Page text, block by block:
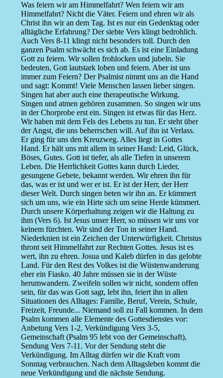
Was feiern wir am Himmelfahrt? Wen feiern wir am
Himmelfahrt? Nicht die Väter. Feiern und ehren wir als
Christ ihn wir an dem Tag. Ist es nur ein Gedenktag oder
alltägliche Erfahrung? Der siebte Vers klingt bedrohlich.
Auch Vers 8-11 klingt nicht besonders toll. Durch den
ganzen Psalm schwächt es sich ab. Es ist eine Einladung
Gott zu feiern. Wir sollen frohlocken und jubeln. Sie
bedeuten, Gott lautstark loben und feiern. Aber ist uns
immer zum Feiern? Der Psalmist nimmt uns an die Hand
und sagt: Kommt! Viele Menschen lassen lieber singen.
Singen hat aber auch eine therapeutische Wirkung.
Singen und atmen gehören zusammen. So singen wir uns
in der Chorprobe erst ein. Singen ist etwas für das Herz.
Wir haben mit dem Fels des Lebens zu tun. Er steht über
der Angst, die uns beherrschen will. Auf ihn ist Verlass.
Er ging für uns den Kreuzweg. Alles liegt in Gottes
Hand. Er hält uns mit allem in seiner Hand: Leid, Glück,
Böses, Gutes. Gott ist tiefer, als alle Tiefen in unserem
Leben. Die Herrlichkeit Gottes kann durch Lieder,
gesungene Gebete, bekannt werden. Wir ehren ihn für
das, was er ist und wer er ist. Er ist der Herr, der Herr
dieser Welt. Durch singen beten wir ihn an. Er kümmert
sich um uns, wie ein Hirte sich um seine Herde kümmert.
Durch unsere Körperhaltung zeigen wir die Haltung zu
ihm (Vers 6). Ist Jesus unser Herr, so müssen wir uns vor
keinem fürchten. Wir sind der Ton in seiner Hand.
Niederknien ist ein Zeichen der Unterwürfigkeit. Christus
thront seit Himmelfahrt zur Rechten Gottes. Jesus ist es
wert, ihn zu ehren. Josua und Kaleb dürfen in das gelobte
Land. Für den Rest des Volkes ist die Wüstenwanderung
eher ein Fiasko. 40 Jahre müssen sie in der Wüste
herumwandern. Zweifeln sollen wir nicht, sondern offen
sein, für das was Gott sagt, lebt ihn, feiert ihn in allen
Situationen des Alltages: Familie, Beruf, Verein, Schule,
Freizeit, Freunde... Niemand soll zu Fall kommen. In dem
Psalm kommen alle Elemente des Gottesdienstes vor:
Anbetung Vers 1-2, Verkündigung Vers 3-5,
Gemeinschaft (Psalm 95 lebt von der Gemeinschaft),
Sendung Vers 7-11. Vor der Sendung steht die
Verkündigung. Im Alltag dürfen wir die Kraft vom
Sonntag verbrauchen. Nach dem Alltagsleben kommt die
neue Verkündigung und die nächste Sendung.